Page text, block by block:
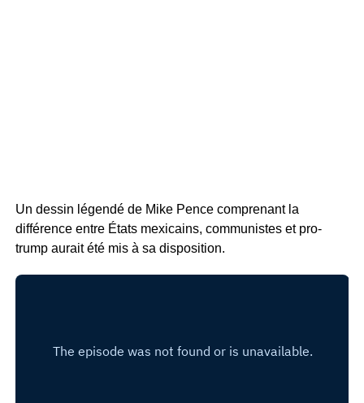
Un dessin légendé de Mike Pence comprenant la
différence entre États mexicains, communistes et pro-
trump aurait été mis à sa disposition.